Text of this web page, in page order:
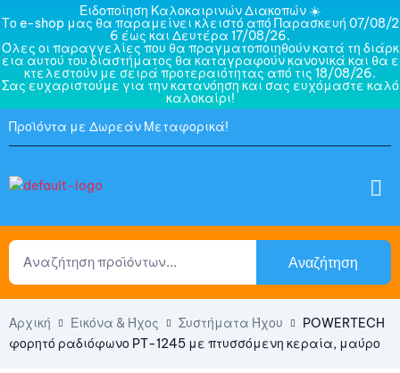
Ειδοποίηση Καλοκαιρινών Διακοπών ☀️
Το e-shop μας θα παραμείνει κλειστό από Παρασκευή 07/08/2
6 έως και Δευτέρα 17/08/26.
Όλες οι παραγγελίες που θα πραγματοποιηθούν κατά τη διάρκ
εια αυτού του διαστήματος θα καταγραφούν κανονικά και θα ε
κτελεστούν με σειρά προτεραιότητας από τις 18/08/26.
Σας ευχαριστούμε για την κατανόηση και σας ευχόμαστε καλό
καλοκαίρι!
Προϊόντα με Δωρεάν Μεταφορικά!
Αναζήτηση
Αρχική Εικόνα & Ήχος Συστήματα Ήχου
POWERTECH
φορητό ραδιόφωνο PT-1245 με πτυσσόμενη κεραία, μαύρο